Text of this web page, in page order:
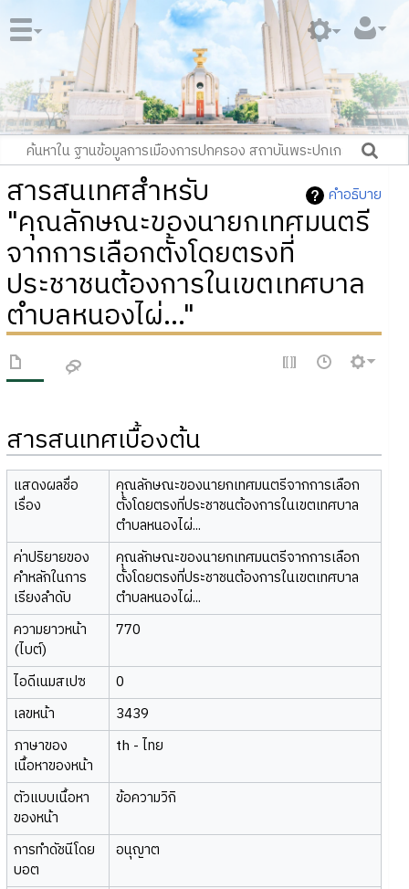
คำอธิบาย
สารสนเทศสำหรับ
"คุณลักษณะของนายกเทศมนตรี
จากการเลือกตั้งโดยตรงที่
ประชาชนต้องการในเขตเทศบาล
ตำบลหนองไผ่..."
สารสนเทศเบื้องต้น
แสดงผลชื่อ
เรื่อง
คุณลักษณะของนายกเทศมนตรีจากการเลือก
ตั้งโดยตรงที่ประชาชนต้องการในเขตเทศบาล
ตำบลหนองไผ่...
ค่าปริยายของ
คำหลักในการ
เรียงลำดับ
คุณลักษณะของนายกเทศมนตรีจากการเลือก
ตั้งโดยตรงที่ประชาชนต้องการในเขตเทศบาล
ตำบลหนองไผ่...
ความยาวหน้า
(ไบต์)
770
ไอดีเนมสเปซ
0
เลขหน้า
3439
ภาษาของ
เนื้อหาของหน้า
th - ไทย
ตัวแบบเนื้อหา
ของหน้า
ข้อความวิกิ
การทำดัชนีโดย
บอต
อนุญาต